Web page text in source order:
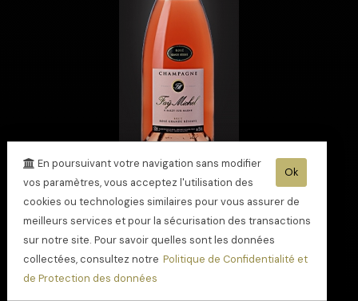
Champagne Rosé
Grande Réserve
d'Or
Ok
En poursuivant votre navigation sans modifier
vos paramètres, vous acceptez l'utilisation des
cookies ou technologies similaires pour vous assurer de
meilleurs services et pour la sécurisation des transactions
sur notre site. Pour savoir quelles sont les données
collectées, consultez notre Politique de Confidentialité et
de Protection des données